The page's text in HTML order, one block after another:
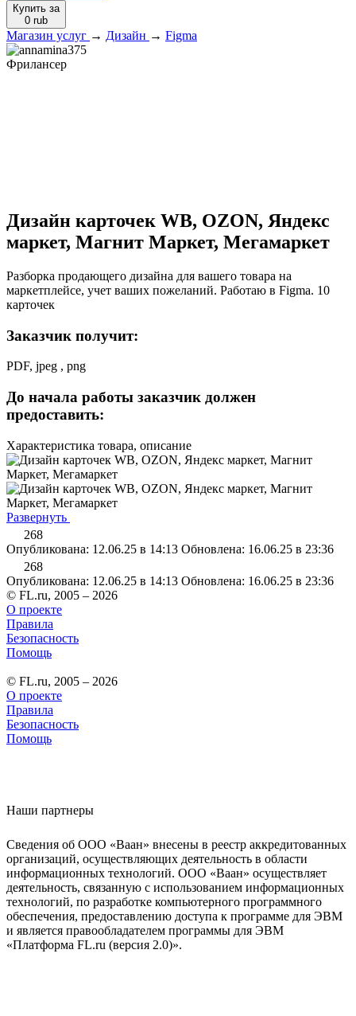
Купить за
0 rub
Магазин услуг → Дизайн → Figma
Фрилансер
Дизайн карточек WB, OZON, Яндекс
маркет, Магнит Маркет, Мегамаркет
Разборка продающего дизайна для вашего товара на
маркетплейсе, учет ваших пожеланий. Работаю в Figma. 10
карточек
Заказчик получит:
PDF, jpeg , png
До начала работы заказчик должен
предоставить:
Характеристика товара, описание
Развернуть
268
Опубликована: 12.06.25 в 14:13 Обновлена: 16.06.25 в 23:36
268
Опубликована: 12.06.25 в 14:13 Обновлена: 16.06.25 в 23:36
© FL.ru, 2005 – 2026
О проекте
Правила
Безопасность
Помощь
© FL.ru, 2005 – 2026
О проекте
Правила
Безопасность
Помощь
Наши партнеры
Сведения об ООО «Ваан» внесены в реестр аккредитованных
организаций, осуществляющих деятельность в области
информационных технологий. ООО «Ваан» осуществляет
деятельность, связанную с использованием информационных
технологий, по разработке компьютерного программного
обеспечения, предоставлению доступа к программе для ЭВМ
и является правообладателем программы для ЭВМ
«Платформа FL.ru (версия 2.0)».